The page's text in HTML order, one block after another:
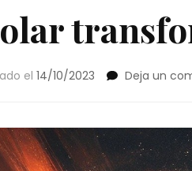
el 14/10/2023 Deja un